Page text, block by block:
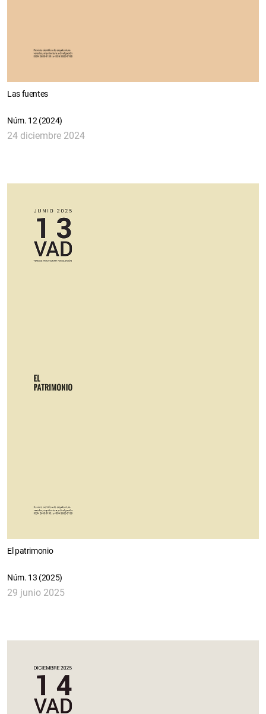
Las fuentes
Núm. 12 (2024)
24 diciembre 2024
El patrimonio
Núm. 13 (2025)
29 junio 2025